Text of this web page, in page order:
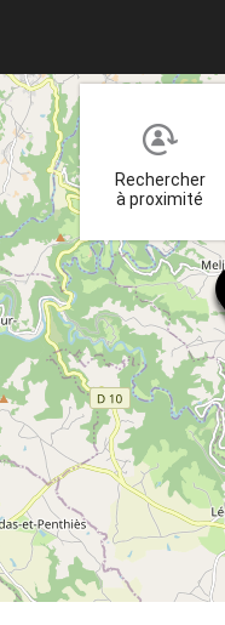
Rechercher
à proximité